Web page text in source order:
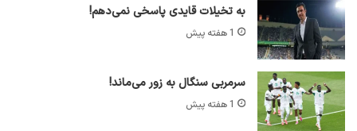
به تخیلات قایدی پاسخی نمی‌دهم!
1 هفته پیش
سرمربی سنگال به زور می‌ماند!
1 هفته پیش